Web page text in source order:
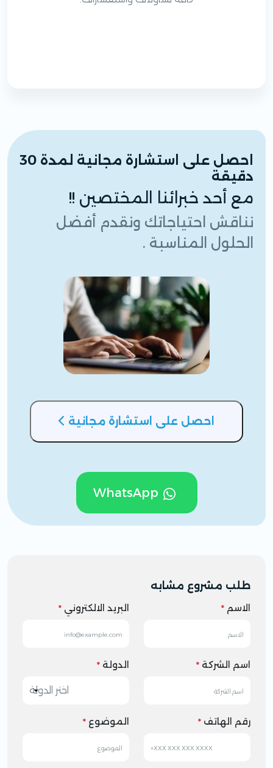
احصل على استشارة مجانية لمدة 30
دقيقة
مع أحد خبرائنا المختصين !!
نناقش احتياجاتك ونقدم أفضل
الحلول المناسبة .
احصل على استشارة مجانية
WhatsApp
طلب مشروع مشابه
الاسم * البريد الالكتروني *
اسم الشركة * الدولة *
رقم الهاتف * الموضوع *